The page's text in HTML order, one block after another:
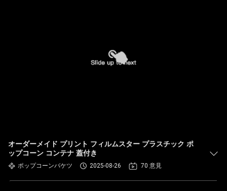
オーダーメイド プリント フィルムスター プラスチック ポ
ップコーン コンテナ 蓋付き
ポップコーンバケツ 2025-08-26 70 意見